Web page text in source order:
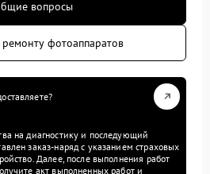
вопросы
фотоаппаратов
на диагностику и последующий
заказ-наряд с указанием страховых
Далее, после выполнения работ
акт выполненных работ и